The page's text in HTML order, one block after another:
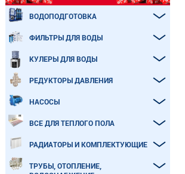
ВОДОПОДГОТОВКА
ФИЛЬТРЫ ДЛЯ ВОДЫ
КУЛЕРЫ ДЛЯ ВОДЫ
РЕДУКТОРЫ ДАВЛЕНИЯ
НАСОСЫ
ВСЕ ДЛЯ ТЕПЛОГО ПОЛА
РАДИАТОРЫ И КОМПЛЕКТУЮЩИЕ
ТРУБЫ, ОТОПЛЕНИЕ,